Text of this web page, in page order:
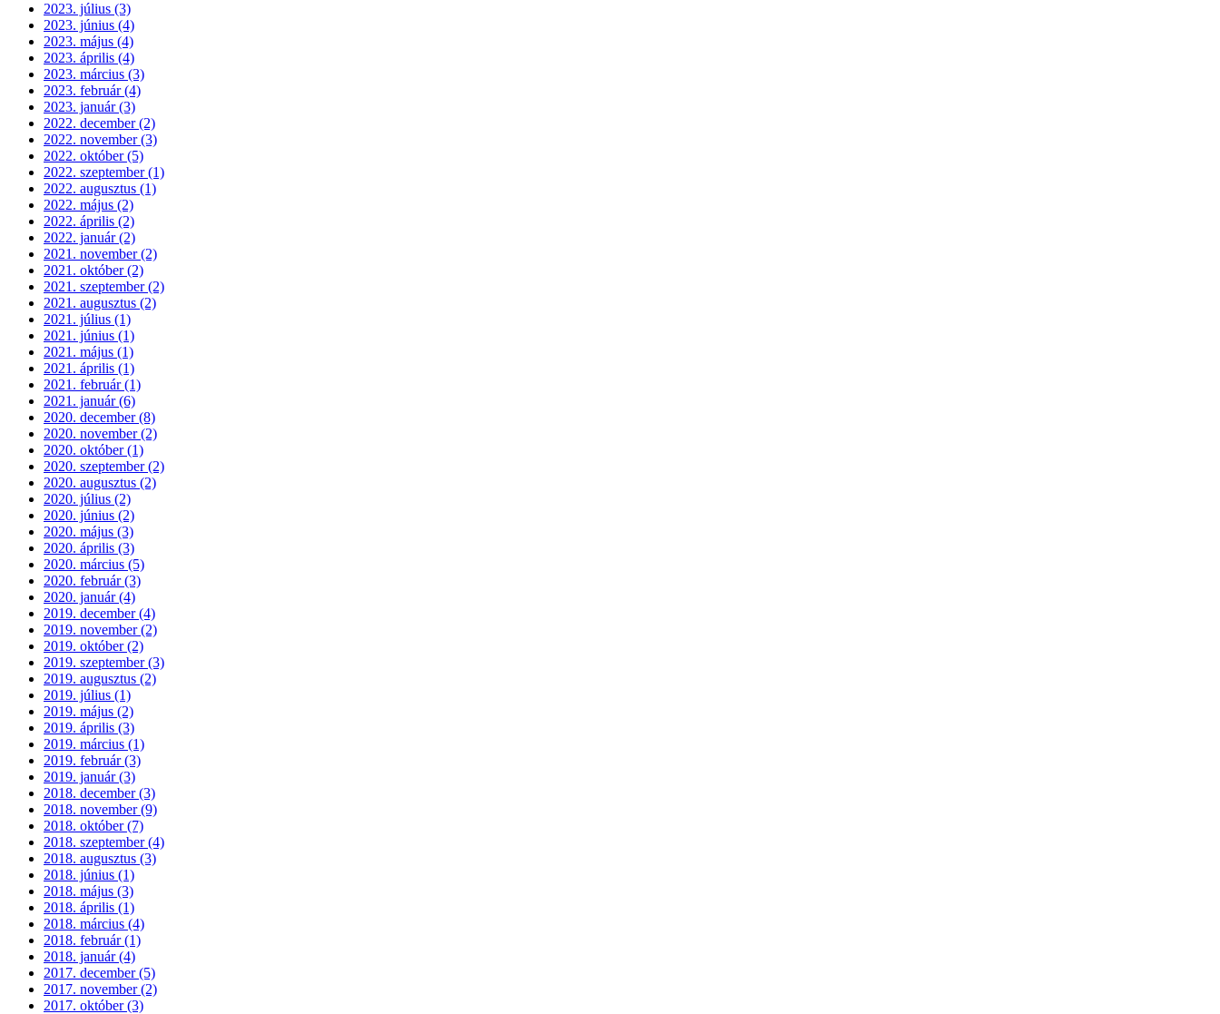
2023. július (3)
2023. június (4)
2023. május (4)
2023. április (4)
2023. március (3)
2023. február (4)
2023. január (3)
2022. december (2)
2022. november (3)
2022. október (5)
2022. szeptember (1)
2022. augusztus (1)
2022. május (2)
2022. április (2)
2022. január (2)
2021. november (2)
2021. október (2)
2021. szeptember (2)
2021. augusztus (2)
2021. július (1)
2021. június (1)
2021. május (1)
2021. április (1)
2021. február (1)
2021. január (6)
2020. december (8)
2020. november (2)
2020. október (1)
2020. szeptember (2)
2020. augusztus (2)
2020. július (2)
2020. június (2)
2020. május (3)
2020. április (3)
2020. március (5)
2020. február (3)
2020. január (4)
2019. december (4)
2019. november (2)
2019. október (2)
2019. szeptember (3)
2019. augusztus (2)
2019. július (1)
2019. május (2)
2019. április (3)
2019. március (1)
2019. február (3)
2019. január (3)
2018. december (3)
2018. november (9)
2018. október (7)
2018. szeptember (4)
2018. augusztus (3)
2018. június (1)
2018. május (3)
2018. április (1)
2018. március (4)
2018. február (1)
2018. január (4)
2017. december (5)
2017. november (2)
2017. október (3)